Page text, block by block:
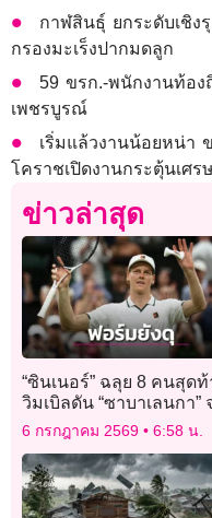
กาฬสินธุ์ ยกระดับเชิง
กรองมะเร็งปากมดลูก
59 ขรก.-พนักงานท้อง
เพชรบูรณ์
เริ่มแล้วงานน้อยหน่า
โคราชเปิดงานกระตุ้นเศร
ข่าวล่าสุด
“ซินเนอร์” ฉลุย 8 คนสุดท้
วิมเบิลดัน “ซาบาเลนกา”
ป้ายเรียบร้อย
6 กรกฎาคม 2569 6:58 น.